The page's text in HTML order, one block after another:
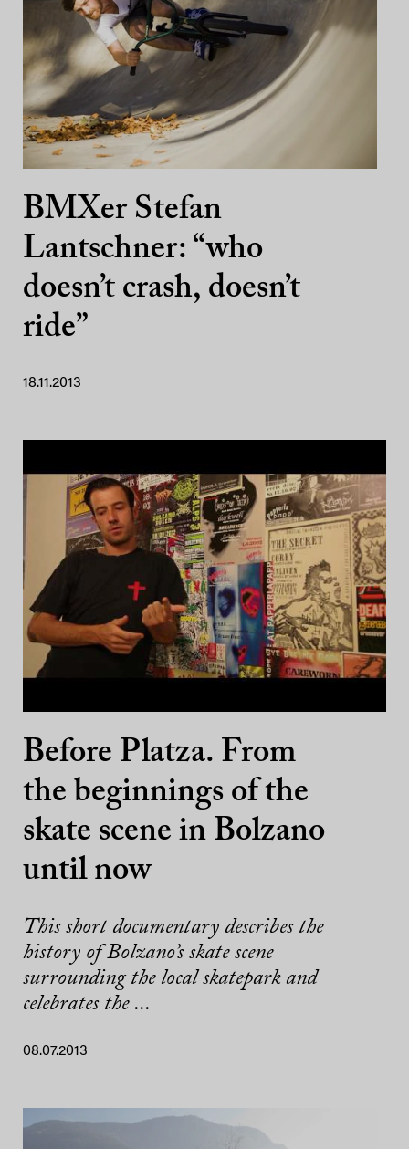
BMXer Stefan
Lantschner: “who
doesn’t crash, doesn’t
ride”
18.11.2013
Before Platza. From
the beginnings of the
skate scene in Bolzano
until now
This short documentary describes the
history of Bolzano’s skate scene
surrounding the local skatepark and
celebrates the ...
08.07.2013